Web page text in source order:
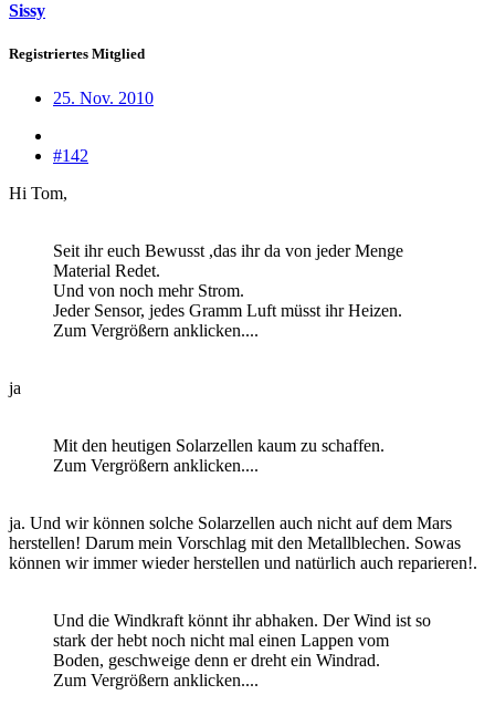
Sissy
Registriertes Mitglied
25. Nov. 2010
#142
Hi Tom,
Seit ihr euch Bewusst ,das ihr da von jeder Menge
Material Redet.
Und von noch mehr Strom.
Jeder Sensor, jedes Gramm Luft müsst ihr Heizen.
Zum Vergrößern anklicken....
ja
Mit den heutigen Solarzellen kaum zu schaffen.
Zum Vergrößern anklicken....
ja. Und wir können solche Solarzellen auch nicht auf dem Mars
herstellen! Darum mein Vorschlag mit den Metallblechen. Sowas
können wir immer wieder herstellen und natürlich auch reparieren!.
Und die Windkraft könnt ihr abhaken. Der Wind ist so
stark der hebt noch nicht mal einen Lappen vom
Boden, geschweige denn er dreht ein Windrad.
Zum Vergrößern anklicken....